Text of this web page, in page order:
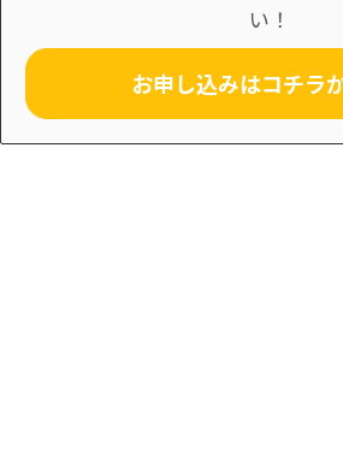
い！
お申し込みはコチラ